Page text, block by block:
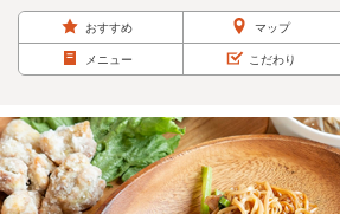
おすすめ マップ
メニュー
こだわり